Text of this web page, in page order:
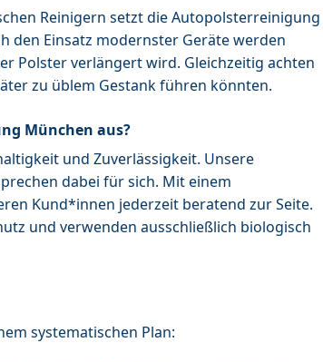
Reinigern setzt die Autopolsterreinigung
den Einsatz modernster Geräte werden
Polster verlängert wird. Gleichzeitig achten
zu üblem Gestank führen könnten.
München aus?
und Zuverlässigkeit. Unsere
dabei für sich. Mit einem
Kund*innen jederzeit beratend zur Seite.
und verwenden ausschließlich biologisch
systematischen Plan: